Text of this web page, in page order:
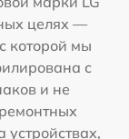
целях —
которой мы
с
и не